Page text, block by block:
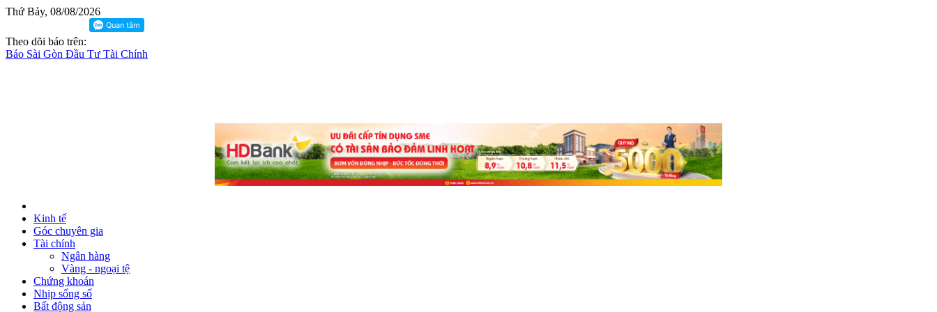
Thứ Bảy, 08/08/2026
Theo dõi báo trên:
Báo Sài Gòn Đầu Tư Tài Chính
Kinh tế
Góc chuyên gia
Tài chính
Ngân hàng
Vàng - ngoại tệ
Chứng khoán
Nhịp sống số
Bất động sản